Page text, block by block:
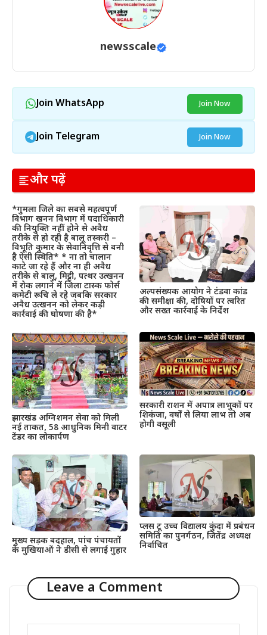
newsscale
Join WhatsApp Join Now
Join Telegram Join Now
और पढ़ें
*गुमला जिले का सबसे महत्वपूर्ण
विभाग खनन विभाग में पदाधिकारी
की नियुक्ति नहीं होने से अवैध
तरीके से हो रही है बालू तस्करी –
विभूति कुमार के सेवानिवृत्ति से बनी
है ऐसी स्थिति* * ना तो चालान
काटे जा रहे हैं और ना ही अवैध
तरीके से बालू, मिट्टी, पत्थर उत्खनन
में रोक लगाने में जिला टास्क फोर्स
कमेटी रूचि ले रहे जबकि सरकार
अवैध उत्खनन को लेकर कड़ी
कार्रवाई की घोषणा की है*
अल्पसंख्यक आयोग ने टंडवा कांड
की समीक्षा की, दोषियों पर त्वरित
और सख्त कार्रवाई के निर्देश
झारखंड अग्निशमन सेवा को मिली
नई ताकत, 58 आधुनिक मिनी वाटर
टेंडर का लोकार्पण
सरकारी राशन में अपात्र लाभुकों पर
शिकंजा, वर्षों से लिया लाभ तो अब
होगी वसूली
मुख्य सड़क बदहाल, पांच पंचायतों
के मुखियाओं ने डीसी से लगाई गुहार
प्लस टू उच्च विद्यालय कुंदा में प्रबंधन
समिति का पुनर्गठन, जितेंद्र अध्यक्ष
निर्वाचित
Leave a Comment